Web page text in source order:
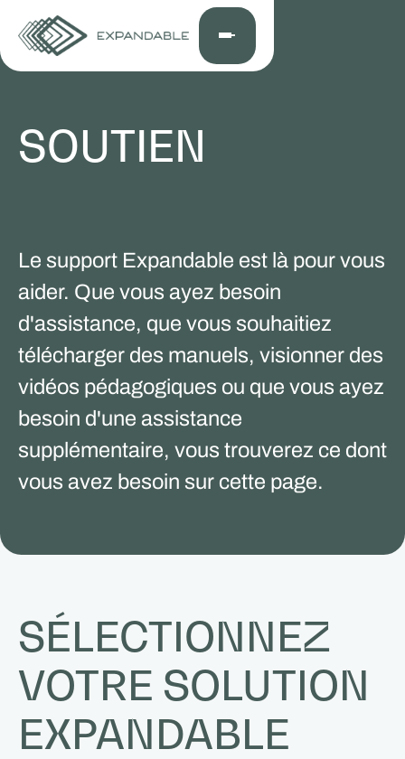
SOUTIEN
Le support Expandable est là pour vous
aider. Que vous ayez besoin
d'assistance, que vous souhaitiez
télécharger des manuels, visionner des
vidéos pédagogiques ou que vous ayez
besoin d'une assistance
supplémentaire, vous trouverez ce dont
vous avez besoin sur cette page.
SÉLECTIONNEZ
VOTRE SOLUTION
EXPANDABLE